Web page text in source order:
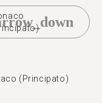
(Principato)